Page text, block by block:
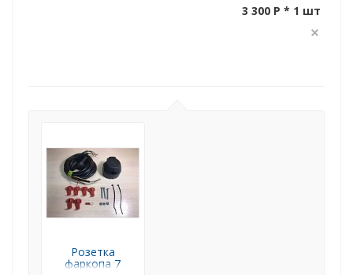
3 300 P * 1 шт
Розетка
фаркопа 7